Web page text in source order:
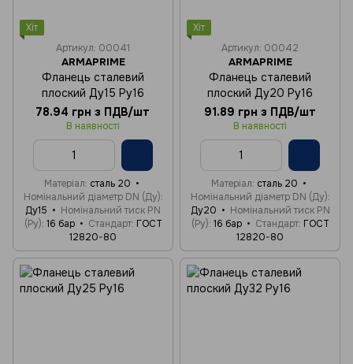
Хіт
Артикул: 00041
ARMAPRIME
Фланець сталевий
плоский Ду15 Ру16
78.94 грн з ПДВ/шт
В наявності
Матеріал сталь 20
Номінальний діаметр DN (Ду)
Ду15
Номінальний тиск PN
(Ру) 16 бар Стандарт ГОСТ
12820-80
Хіт
Артикул: 00042
ARMAPRIME
Фланець сталевий
плоский Ду20 Ру16
91.89 грн з ПДВ/шт
В наявності
Матеріал сталь 20
Номінальний діаметр DN (Ду)
Ду20
Номінальний тиск PN
(Ру) 16 бар Стандарт ГОСТ
12820-80